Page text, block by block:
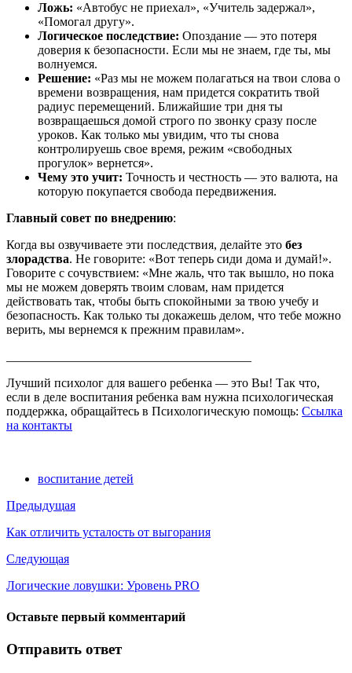
Ложь: «Автобус не приехал», «Учитель задержал»,
«Помогал другу».
Логическое последствие: Опоздание — это потеря
доверия к безопасности. Если мы не знаем, где ты, мы
волнуемся.
Решение: «Раз мы не можем полагаться на твои слова о
времени возвращения, нам придется сократить твой
радиус перемещений. Ближайшие три дня ты
возвращаешься домой строго по звонку сразу после
уроков. Как только мы увидим, что ты снова
контролируешь свое время, режим «свободных
прогулок» вернется».
Чему это учит: Точность и честность — это валюта, на
которую покупается свобода передвижения.
Главный совет по внедрению:
Когда вы озвучиваете эти последствия, делайте это без
злорадства. Не говорите: «Вот теперь сиди дома и думай!».
Говорите с сочувствием: «Мне жаль, что так вышло, но пока
мы не можем доверять твоим словам, нам придется
действовать так, чтобы быть спокойными за твою учебу и
безопасность. Как только ты докажешь делом, что тебе можно
верить, мы вернемся к прежним правилам».
Лучший психолог для вашего ребенка — это Вы! Так что,
если в деле воспитания ребенка вам нужна психологическая
поддержка, обращайтесь в Психологическую помощь: Ссылка
на контакты
воспитание детей
Предыдущая
Как отличить усталость от выгорания
Следующая
Логические ловушки: Уровень PRO
Оставьте первый комментарий
Отправить ответ